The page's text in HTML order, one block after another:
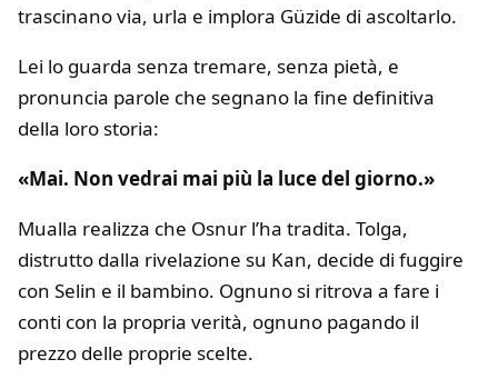
trascinano via, urla e implora Güzide di ascoltarlo.
Lei lo guarda senza tremare, senza pietà, e
pronuncia parole che segnano la fine definitiva
della loro storia:
«Mai. Non vedrai mai più la luce del giorno.»
Mualla realizza che Osnur l’ha tradita. Tolga,
distrutto dalla rivelazione su Kan, decide di fuggire
con Selin e il bambino. Ognuno si ritrova a fare i
conti con la propria verità, ognuno pagando il
prezzo delle proprie scelte.